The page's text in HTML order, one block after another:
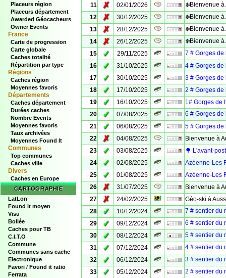
Placeurs région
Placeurs département
Awarded Géocacheurs
Owner Events
France
Carte de progression
Carte globale
Caches totalité
Répartition par type
Régions
Caches région
Moyennes favoris
Départements
Caches département
Durées caches
Nombre Events
Moyennes favoris
Taux archivées
Moyennes Found It
Communes
Top communes
Caches ville
Divers
Caches en Europe
CARTOGRAPHIE
LatLon
Found it moyen
Visu
Bollée
Caches pour TB
C.I.T.O
Commune
Communes sans cache
Electronique
Favori / Found it ratio
Ferrata
11
✗ 02/01/2026
❄️Bienvenue à
12
✗ 30/12/2025
❄️Bienvenue à
13
✗ 28/12/2025
❄️Bienvenue à
14
✗ 26/12/2025
❄️Bienvenue à
15
✓ 29/11/2025
7 # Gorges
16
✓ 31/10/2025
4 # Gorges de
17
✓ 30/10/2025
3 # Gorges de
18
✓ 17/10/2025
2 # Gorges de
19
✓ 16/10/2025
1# Gorges de
20
✓ 07/08/2025
6 # Gorges
21
✓ 06/08/2025
5 # Gorges de
22
✗ 04/08/2025
Bienvenue à
23
✓ 03/08/2025
🌳 L'avant-
24
✓ 02/08/2025
Azéenne-Les
25
✓ 01/08/2025
Azéenne-Les
26
✗ 31/07/2025
Bienvenue à
27
✗ 24/02/2025
Géo-ski à
28
✓ 10/12/2024
7 # sentier du
29
✓ 09/12/2024
6 # sentier du
30
✓ 08/12/2024
5 # sentier du
31
✓ 07/12/2024
4 # sentier du
32
✓ 06/12/2024
3 # sentier du
33
✓ 05/12/2024
2 # sentier du